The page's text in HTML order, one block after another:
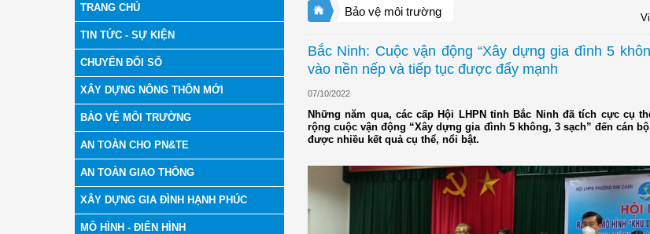
TRANG CHỦ
TIN TỨC - SỰ KIỆN
CHUYỂN ĐỔI SỐ
XÂY DỰNG NÔNG THÔN MỚI
BẢO VỆ MÔI TRƯỜNG
AN TOÀN CHO PN&TE
AN TOÀN GIAO THÔNG
XÂY DỰNG GIA ĐÌNH HẠNH PHÚC
MÔ HÌNH - ĐIỂN HÌNH
Bảo vệ môi trường
Bắc Ninh: Cuộc vận động “Xây dựng gia đình 5
vào nền nếp và tiếp tục được đẩy mạnh
07/10/2022
Những năm qua, các cấp Hội LHPN tỉnh Bắc Ninh đã tích cực cụ
rộng cuộc vận động “Xây dựng gia đình 5 không, 3 sạch” đến cán
được nhiều kết quả cụ thể, nổi bật.